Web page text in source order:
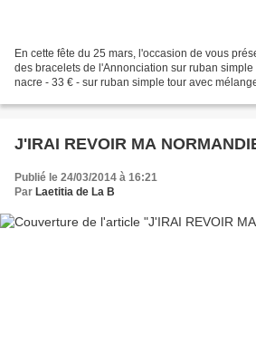
En cette fête du 25 mars, l'occasion de vous
des bracelets de l'Annonciation sur ruban
nacre - 33 € - sur ruban simple tour avec
J'IRAI REVOIR MA
Publié le 24/03/2014 à 16:21
Par Laetitia de La B